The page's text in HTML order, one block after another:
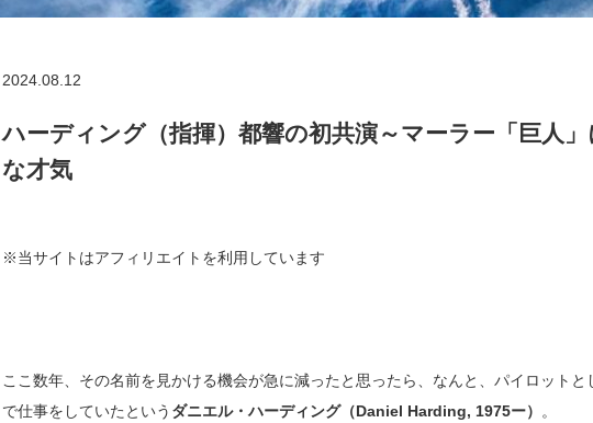
2024.08.12
ハーディング（指揮）都響の初共演～マーラー「巨人
な才気
※当サイトはアフィリエイトを利用しています
ここ数年、その名前を見かける機会が急に減ったと思ったら、なんと、パイロット
で仕事をしていたという ダニエル・ハーディング（Daniel Harding, 1975ー） 。